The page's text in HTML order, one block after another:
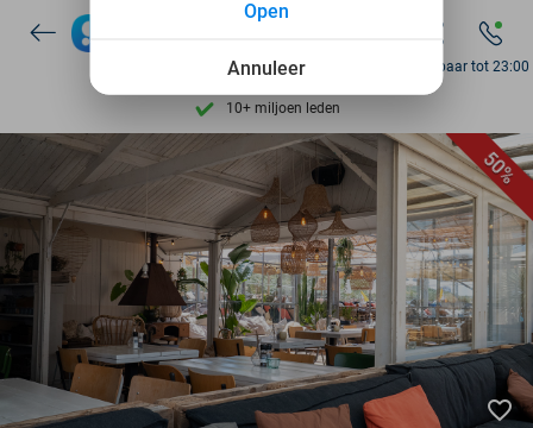
7 dagen per week beschikbaar
10+ miljoen leden
9,4 op basis van
Ontdek 15.000+ deals
7 dagen per week beschikbaar
10+ miljoen leden
Bereikbaar tot 23:00
50%
favorite_border
Annuleer
Open